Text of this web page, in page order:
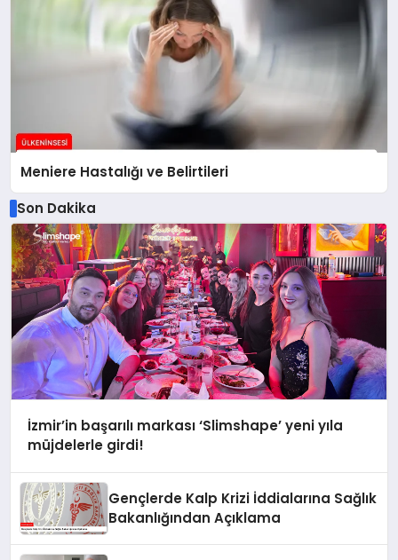
Meniere Hastalığı ve Belirtileri
Son Dakika
İzmir’in başarılı markası ‘Slimshape’ yeni yıla
müjdelerle girdi!
Gençlerde Kalp Krizi İddialarına Sağlık
Bakanlığından Açıklama